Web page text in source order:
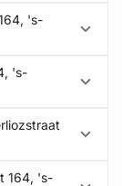
's-
's-
164, 's-